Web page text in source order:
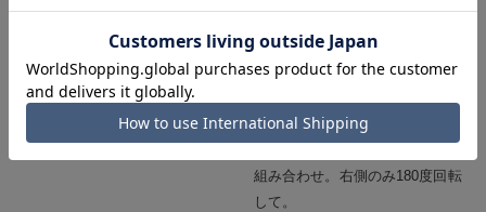
ランタ
3.ホワイト・ラベンダーを同じ
1.ブルーグリーン・ライトグリ
組み合わせ。右側のみ180度回転
して。